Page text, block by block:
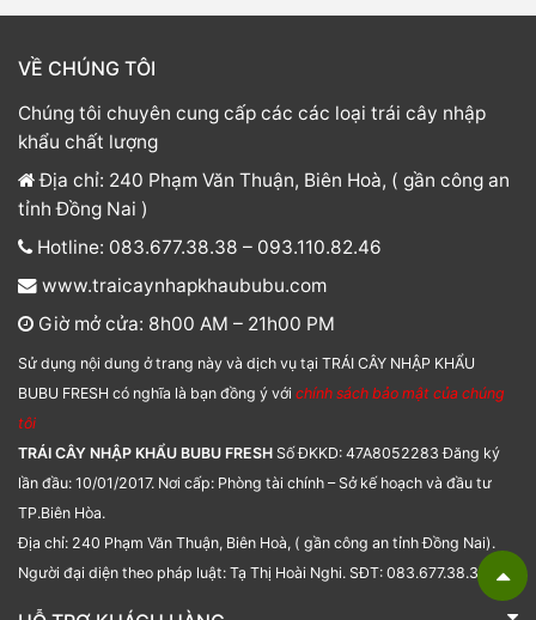
VỀ CHÚNG TÔI
Chúng tôi chuyên cung cấp các các loại trái cây nhập
khẩu chất lượng
Địa chỉ: 240 Phạm Văn Thuận, Biên Hoà, ( gần công an
tỉnh Đồng Nai )
Hotline: 083.677.38.38 – 093.110.82.46
www.traicaynhapkhaububu.com
Giờ mở cửa: 8h00 AM – 21h00 PM
Sử dụng nội dung ở trang này và dịch vụ tại TRÁI CÂY NHẬP KHẨU
BUBU FRESH có nghĩa là bạn đồng ý với chính sách bảo mật của chúng
tôi
TRÁI CÂY NHẬP KHẨU BUBU FRESH Số ĐKKD: 47A8052283 Đăng ký
lần đầu: 10/01/2017. Nơi cấp: Phòng tài chính – Sở kế hoạch và đầu tư
TP.Biên Hòa.
Địa chỉ: 240 Phạm Văn Thuận, Biên Hoà, ( gần công an tỉnh Đồng Nai).
Người đại diện theo pháp luật: Tạ Thị Hoài Nghi. SĐT: 083.677.38.38.